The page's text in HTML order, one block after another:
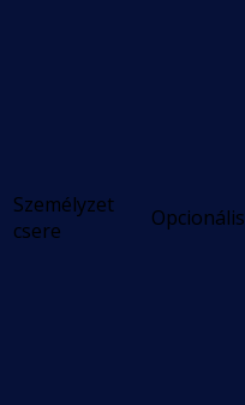
Személyzet
csere
Opcionális